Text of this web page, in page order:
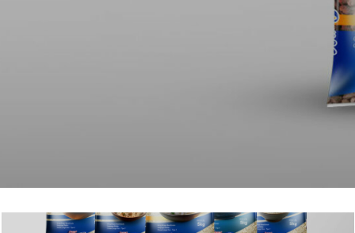
Arroz Patini
Pimenta Fuel